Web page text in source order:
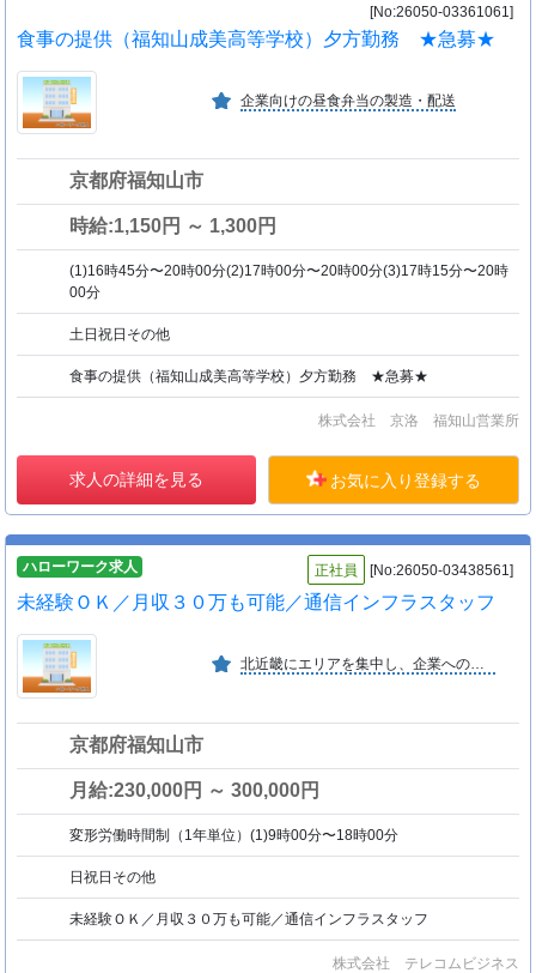
[No:26050-03361061]
食事の提供（福知山成美高等学校）夕方勤務 ★急募★
企業向けの昼食弁当の製造・配送
京都府福知山市
時給:1,150円 ～ 1,300円
(1)16時45分〜20時00分(2)17時00分〜20時00分(3)17時15分〜20時
00分
土日祝日その他
食事の提供（福知山成美高等学校）夕方勤務 ★急募★
株式会社 京洛 福知山営業所
求人の詳細を見る お気に入り登録する
ハローワーク求人 正社員 [No:26050-03438561]
未経験ＯＫ／月収３０万も可能／通信インフラスタッフ
北近畿にエリアを集中し、企業への通信設備の設置工事、保守点検を行っています。アフターサービスに力をいれているため顧客が定着しています。
京都府福知山市
月給:230,000円 ～ 300,000円
変形労働時間制（1年単位）(1)9時00分〜18時00分
日祝日その他
未経験ＯＫ／月収３０万も可能／通信インフラスタッフ
株式会社 テレコムビジネス